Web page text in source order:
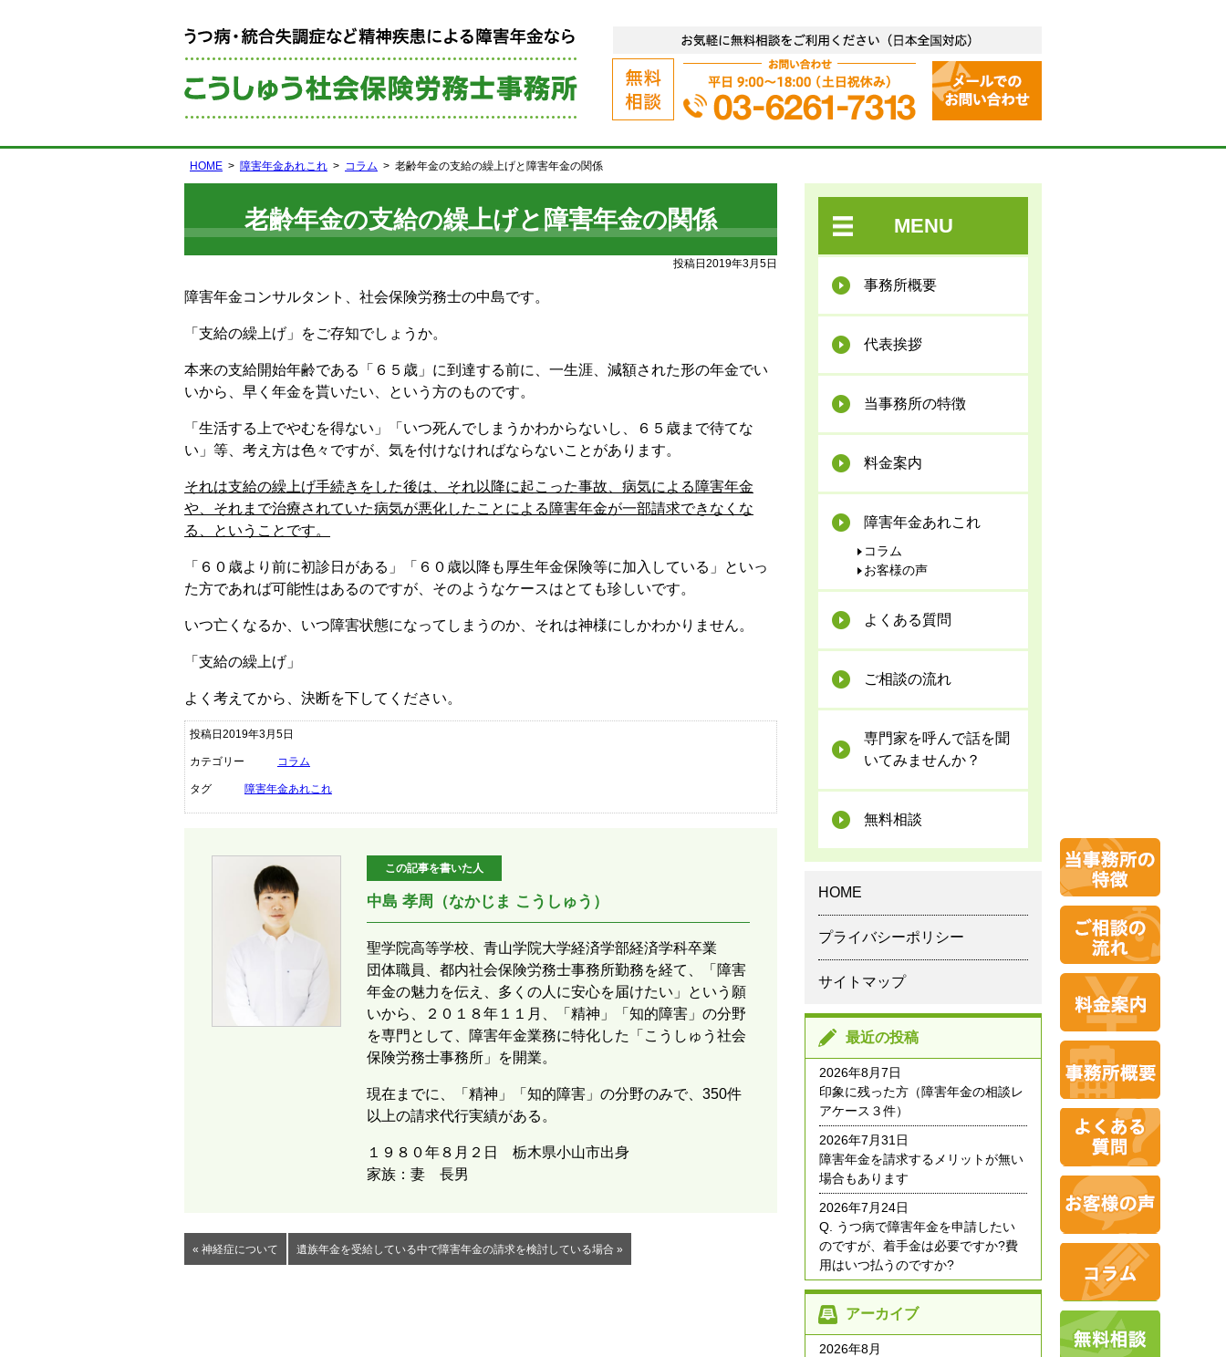
HOME 障害年金あれこれ コラム 老齢年金の支給の繰上げと障害年金の関係
老齢年金の支給の繰上げと障害年金の関係
投稿日2019年3月5日
障害年金コンサルタント、社会保険労務士の中島です。
「支給の繰上げ」をご存知でしょうか。
本来の支給開始年齢である「６５歳」に到達する前に、一生涯、減額された形の年金でい
いから、早く年金を貰いたい、という方のものです。
「生活する上でやむを得ない」「いつ死んでしまうかわからないし、６５歳まで待てな
い」等、考え方は色々ですが、気を付けなければならないことがあります。
それは支給の繰上げ手続きをした後は、それ以降に起こった事故、病気による障害年金
や、それまで治療されていた病気が悪化したことによる障害年金が一部請求できなくな
る、ということです。
「６０歳より前に初診日がある」「６０歳以降も厚生年金保険等に加入している」といっ
た方であれば可能性はあるのですが、そのようなケースはとても珍しいです。
いつ亡くなるか、いつ障害状態になってしまうのか、それは神様にしかわかりません。
「支給の繰上げ」
よく考えてから、決断を下してください。
投稿日2019年3月5日
カテゴリー コラム
タグ 障害年金あれこれ
この記事を書いた人
中島 孝周（なかじま こうしゅう）
聖学院高等学校、青山学院大学経済学部経済学科卒業
団体職員、都内社会保険労務士事務所勤務を経て、「障害
年金の魅力を伝え、多くの人に安心を届けたい」という願
いから、２０１８年１１月、「精神」「知的障害」の分野
を専門として、障害年金業務に特化した「こうしゅう社会
保険労務士事務所」を開業。
現在までに、「精神」「知的障害」の分野のみで、350件
以上の請求代行実績がある。
１９８０年８月２日 栃木県小山市出身
家族：妻 長男
« 神経症について 遺族年金を受給している中で障害年金の請求を検討している場合 »
MENU
事務所概要
代表挨拶
当事務所の特徴
料金案内
障害年金あれこれ
コラム
お客様の声
よくある質問
ご相談の流れ
専門家を呼んで話を聞
いてみませんか？
無料相談
HOME
プライバシーポリシー
サイトマップ
最近の投稿
2026年8月7日
印象に残った方（障害年金の相談レ
アケース３件）
2026年7月31日
障害年金を請求するメリットが無い
場合もあります
2026年7月24日
Q. うつ病で障害年金を申請したい
のですが、着手金は必要ですか?費
用はいつ払うのですか?
アーカイブ
2026年8月